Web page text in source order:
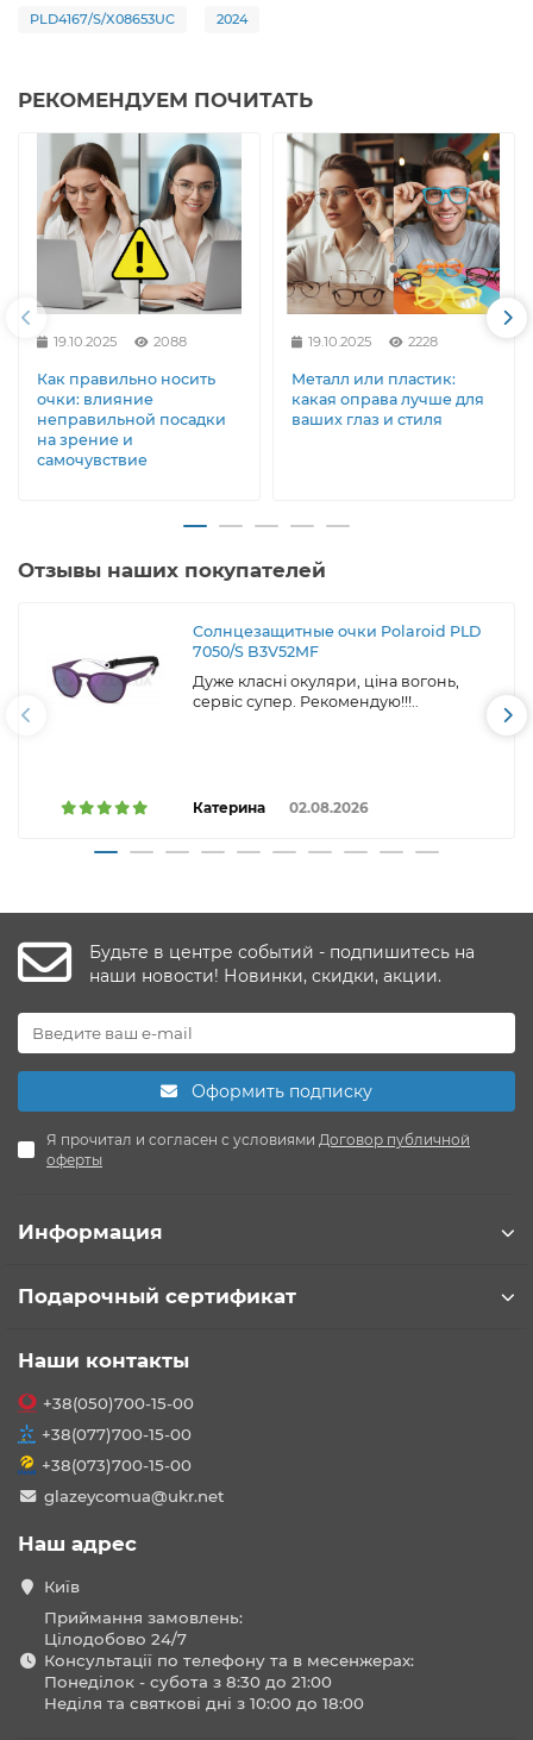
PLD4167/S/X08653UC 2024
РЕКОМЕНДУЕМ ПОЧИТАТЬ
19.10.2025 2088
Как правильно носить
очки: влияние
неправильной посадки
на зрение и
самочувствие
19.10.2025 2228
Металл или пластик:
какая оправа лучше для
ваших глаз и стиля
Отзывы наших покупателей
Солнцезащитные очки Polaroid PLD
7050/S B3V52MF
Дуже класні окуляри, ціна вогонь,
сервіс супер. Рекомендую!!!..
Катерина 02.08.2026
Будьте в центре событий - подпишитесь на
наши новости! Новинки, скидки, акции.
Оформить подписку
Я прочитал и согласен с условиями Договор публичной
оферты
Информация
Подарочный сертификат
Наши контакты
+38(050)700-15-00
+38(077)700-15-00
+38(073)700-15-00
glazeycomua@ukr.net
Наш адрес
Київ
Приймання замовлень:
Цілодобово 24/7
Консультації по телефону та в месенжерах:
Понеділок - субота з 8:30 до 21:00
Неділя та святкові дні з 10:00 до 18:00